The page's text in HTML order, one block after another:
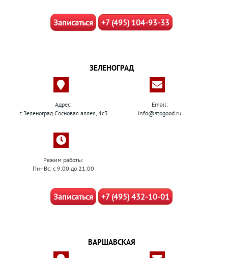
Записаться +7 (495) 104-93-33
ЗЕЛЕНОГРАД
Адрес:
г. Зеленоград Сосновая аллея, 4с3
Email:
info@stogood.ru
Режим работы:
Пн–Вс: с 9:00 до 21:00
Записаться +7 (495) 432-10-01
ВАРШАВСКАЯ